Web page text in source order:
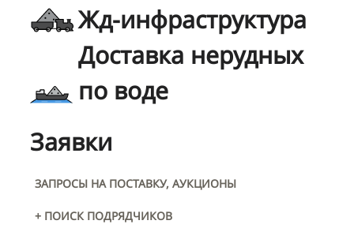
Жд-инфраструктура
Доставка нерудных
по воде
Заявки
ЗАПРОСЫ НА ПОСТАВКУ, АУКЦИОНЫ
+ ПОИСК ПОДРЯДЧИКОВ